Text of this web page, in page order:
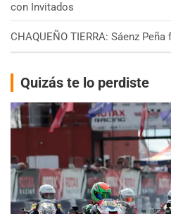
con Invitados
CHAQUEÑO TIERRA: Sáenz
Quizás te lo perdiste